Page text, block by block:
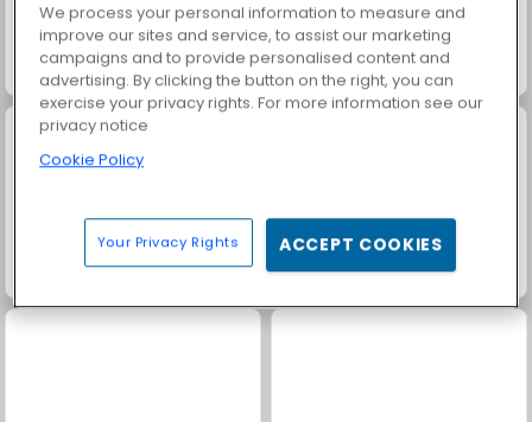
Family Relics Jewel Garden Story
Masha and the Bear: Meadows
We process your personal information to measure and
improve our sites and service, to assist our marketing
campaigns and to provide personalised content and
advertising. By clicking the button on the right, you can
exercise your privacy rights. For more information see our
privacy notice
Cookie Policy
Your Privacy Rights ACCEPT COOKIES